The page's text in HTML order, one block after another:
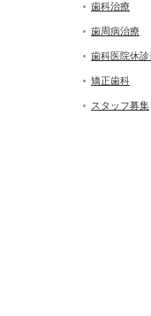
歯科治療
歯周病治療
歯科医院休診
矯正歯科
スタッフ募集